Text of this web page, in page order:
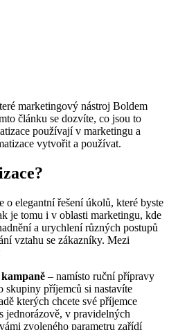
marketingový nástroj Boldem
článku se dozvíte, co jsou to
používají v marketingu a
vytvořit a používat.
o elegantní řešení úkolů, které byste
je tomu i v oblasti marketingu, kde
a urychlení různých postupů
vztahu se zákazníky. Mezi
– namísto ruční přípravy
skupiny příjemců si nastavíte
kterých chcete své příjemce
jednorázově, v pravidelných
zvoleného parametru zařídí